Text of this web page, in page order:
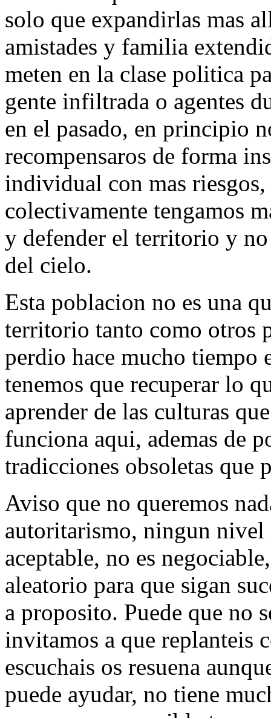
solo que expandirlas mas
amistades y familia
meten en la clase politica
gente infiltrada o agentes
en el pasado, en principio
recompensaros de forma
individual con mas
colectivamente tengamos
y defender el territorio y no
del cielo.
Esta poblacion no es una
territorio tanto como otros
perdio hace mucho tiempo
tenemos que recuperar lo
aprender de las culturas
funciona aqui, ademas de
tradicciones obsoletas que
Aviso que no queremos
autoritarismo, ningun
aceptable, no es
aleatorio para que sigan
a proposito. Puede que no
invitamos a que replanteis
escuchais os resuena
puede ayudar, no tiene